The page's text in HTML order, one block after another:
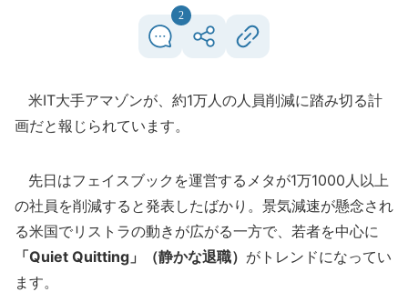
2
米IT大手アマゾンが、約1万人の人員削減に踏み切る計
画だと報じられています。
先日はフェイスブックを運営するメタが1万1000人以上
の社員を削減すると発表したばかり。景気減速が懸念され
る米国でリストラの動きが広がる一方で、若者を中心に
「Quiet Quitting」（静かな退職） がトレンドになってい
ます。